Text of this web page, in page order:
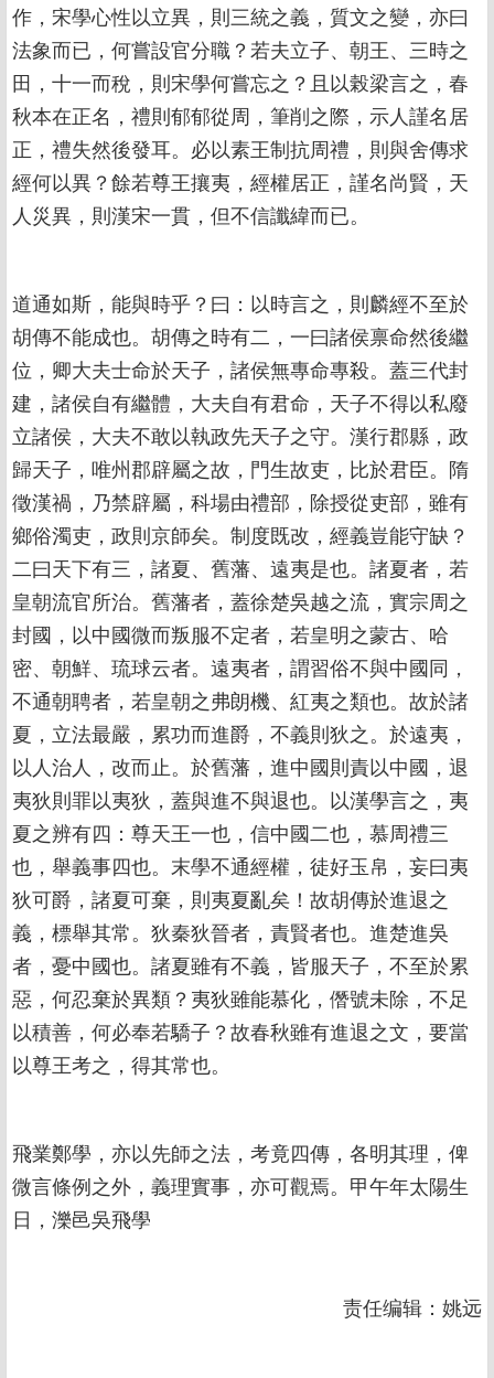
作，宋學心性以立異，則三統之義，質文之變，亦曰
法象而已，何嘗設官分職？若夫立子、朝王、三時之
田，十一而稅，則宋學何嘗忘之？且以榖梁言之，春
秋本在正名，禮則郁郁從周，筆削之際，示人謹名居
正，禮失然後發耳。必以素王制抗周禮，則與舍傳求
經何以異？餘若尊王攘夷，經權居正，謹名尚賢，天
人災異，則漢宋一貫，但不信讖緯而已。
道通如斯，能與時乎？曰：以時言之，則麟經不至於
胡傳不能成也。胡傳之時有二，一曰諸侯禀命然後繼
位，卿大夫士命於天子，諸侯無專命專殺。蓋三代封
建，諸侯自有繼體，大夫自有君命，天子不得以私廢
立諸侯，大夫不敢以執政先天子之守。漢行郡縣，政
歸天子，唯州郡辟屬之故，門生故吏，比於君臣。隋
徵漢禍，乃禁辟屬，科場由禮部，除授從吏部，雖有
鄉俗濁吏，政則京師矣。制度既改，經義豈能守缺？
二曰天下有三，諸夏、舊藩、遠夷是也。諸夏者，若
皇朝流官所治。舊藩者，蓋徐楚吳越之流，實宗周之
封國，以中國微而叛服不定者，若皇明之蒙古、哈
密、朝鮮、琉球云者。遠夷者，謂習俗不與中國同，
不通朝聘者，若皇朝之弗朗機、紅夷之類也。故於諸
夏，立法最嚴，累功而進爵，不義則狄之。於遠夷，
以人治人，改而止。於舊藩，進中國則責以中國，退
夷狄則罪以夷狄，蓋與進不與退也。以漢學言之，夷
夏之辨有四：尊天王一也，信中國二也，慕周禮三
也，舉義事四也。末學不通經權，徒好玉帛，妄曰夷
狄可爵，諸夏可棄，則夷夏亂矣！故胡傳於進退之
義，標舉其常。狄秦狄晉者，責賢者也。進楚進吳
者，憂中國也。諸夏雖有不義，皆服天子，不至於累
惡，何忍棄於異類？夷狄雖能慕化，僭號未除，不足
以積善，何必奉若驕子？故春秋雖有進退之文，要當
以尊王考之，得其常也。
飛業鄭學，亦以先師之法，考竟四傳，各明其理，俾
微言條例之外，義理實事，亦可觀焉。甲午年太陽生
日，濼邑吳飛學
责任编辑：姚远